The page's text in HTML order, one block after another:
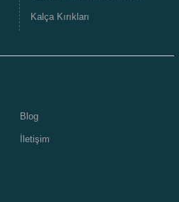
Kalça Kırıkları
Blog
İletişim